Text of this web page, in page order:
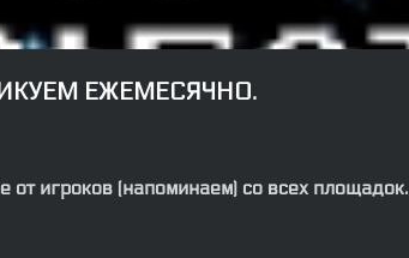
ЕЖЕМЕСЯЧНО.
от игроков (напоминаем) со всех площадок.